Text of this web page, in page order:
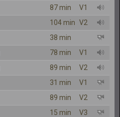
87 min
V1
104 min V2
38 min
78 min
V1
89 min
V2
31 min
V1
89 min
V2
15 min
V3